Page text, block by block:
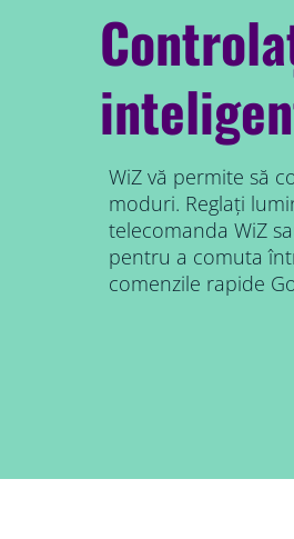
WiZ vă permite să
moduri. Reglați
telecomanda WiZ
pentru a comuta
comenzile rapide